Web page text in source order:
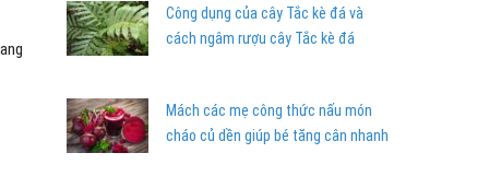
Công dụng của cây Tắc kè đá và
cách ngâm rượu cây Tắc kè đá
Mách các mẹ công thức nấu món
cháo củ dền giúp bé tăng cân nhanh